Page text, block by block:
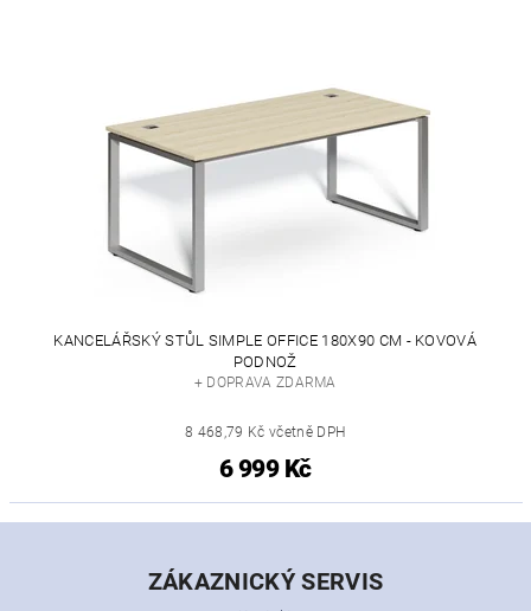
KANCELÁŘSKÝ STŮL SIMPLE OFFICE 180X90 CM - KOVOVÁ
PODNOŽ
+ DOPRAVA ZDARMA
8 468,79 Kč včetně DPH
6 999 Kč
ZÁKAZNICKÝ SERVIS